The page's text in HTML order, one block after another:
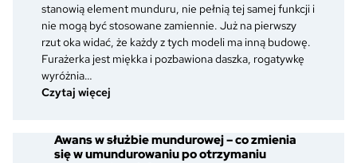
stanowią element munduru, nie pełnią tej samej funkcji i
nie mogą być stosowane zamiennie. Już na pierwszy
rzut oka widać, że każdy z tych modeli ma inną budowę.
Furażerka jest miękka i pozbawiona daszka, rogatywkę
wyróżnia…
Czytaj więcej
i
czapka
Awans w służbie mundurowej – co zmienia
się w umundurowaniu po otrzymaniu